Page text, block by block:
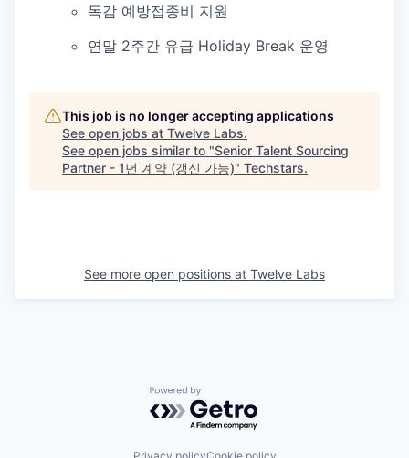
독감 예방접종비 지원
연말 2주간 유급 Holiday Break 운영
This job is no longer accepting applications
See open jobs at Twelve Labs.
See open jobs similar to "Senior Talent Sourcing
Partner - 1년 계약 (갱신 가능)" Techstars.
See more open positions at Twelve Labs
Powered by Getro.com